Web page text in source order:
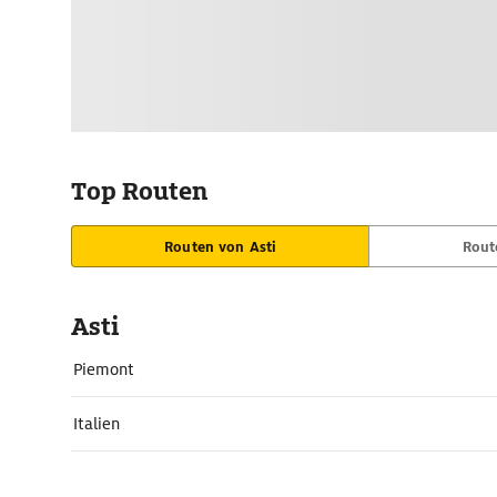
Top Routen
Routen von Asti
Asti
Piemont
Italien